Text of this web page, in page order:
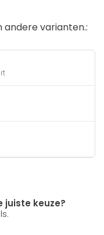
andere varianten.:
juiste keuze?